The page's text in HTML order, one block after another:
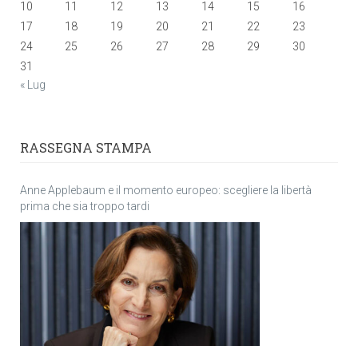
10
11 12 13 14 15
16
17
18 19 20 21 22
23
24
25 26 27 28 29
30
31
« Lug
RASSEGNA STAMPA
Anne Applebaum e il momento europeo: scegliere la libertà
prima che sia troppo tardi